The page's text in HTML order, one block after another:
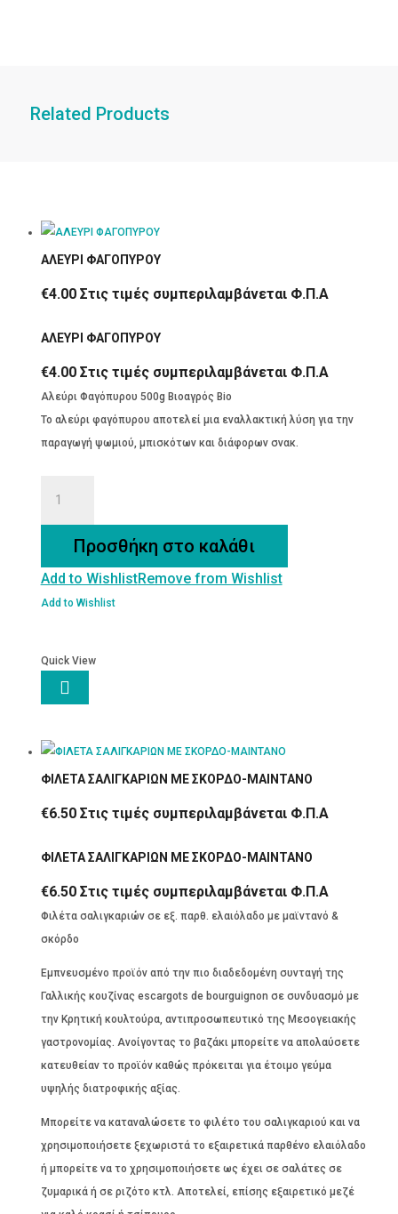
Related Products
ΑΛΕΥΡΙ ΦΑΓΟΠΥΡΟΥ
€4.00 Στις τιμές συμπεριλαμβάνεται Φ.Π.Α
ΑΛΕΥΡΙ ΦΑΓΟΠΥΡΟΥ
€4.00 Στις τιμές συμπεριλαμβάνεται Φ.Π.Α
Αλεύρι Φαγόπυρου 500g Βιοαγρός Bio
Το αλεύρι φαγόπυρου αποτελεί μια εναλλακτική λύση για την
παραγωγή ψωμιού, μπισκότων και διάφορων σνακ.
Προσθήκη στο καλάθι
Add to WishlistRemove from Wishlist
Add to Wishlist
Quick View

ΦΙΛΕΤΑ ΣΑΛΙΓΚΑΡΙΩΝ ΜΕ ΣΚΟΡΔΟ-ΜΑΙΝΤΑΝΟ
€6.50 Στις τιμές συμπεριλαμβάνεται Φ.Π.Α
ΦΙΛΕΤΑ ΣΑΛΙΓΚΑΡΙΩΝ ΜΕ ΣΚΟΡΔΟ-ΜΑΙΝΤΑΝΟ
€6.50 Στις τιμές συμπεριλαμβάνεται Φ.Π.Α
Φιλέτα σαλιγκαριών σε εξ. παρθ. ελαιόλαδο με μαϊντανό &
σκόρδο
Εμπνευσμένο προϊόν από την πιο διαδεδομένη συνταγή της
Γαλλικής κουζίνας escargots de bourguignon σε συνδυασμό με
την Κρητική κουλτούρα, αντιπροσωπευτικό της Μεσογειακής
γαστρονομίας. Ανοίγοντας το βαζάκι μπορείτε να απολαύσετε
κατευθείαν το προϊόν καθώς πρόκειται για έτοιμο γεύμα
υψηλής διατροφικής αξίας.
Μπορείτε να καταναλώσετε το φιλέτο του σαλιγκαριού και να
χρησιμοποιήσετε ξεχωριστά το εξαιρετικά παρθένο ελαιόλαδο
ή μπορείτε να το χρησιμοποιήσετε ως έχει σε σαλάτες σε
ζυμαρικά ή σε ριζότο κτλ. Αποτελεί, επίσης εξαιρετικό μεζέ